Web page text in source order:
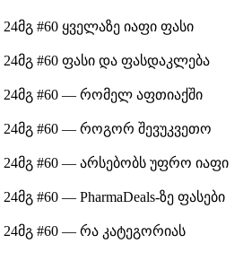
#60 ყველაზე იაფი ფასი
#60 ფასი და ფასდაკლება
24მგ #60 — რომელ აფთიაქში
24მგ #60 — როგორ შევუკვეთო
24მგ #60 — არსებობს უფრო იაფი
#60 — PharmaDeals-ზე ფასები
#60 — რა კატეგორიას